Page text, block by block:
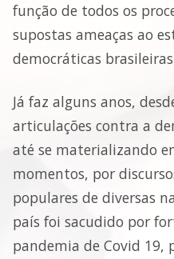
função de todos os
supostas ameaças ao
democráticas
Já faz alguns anos,
articulações contra a
até se materializando
momentos, por
populares de diversas
país foi sacudido por
pandemia de Covid 19,